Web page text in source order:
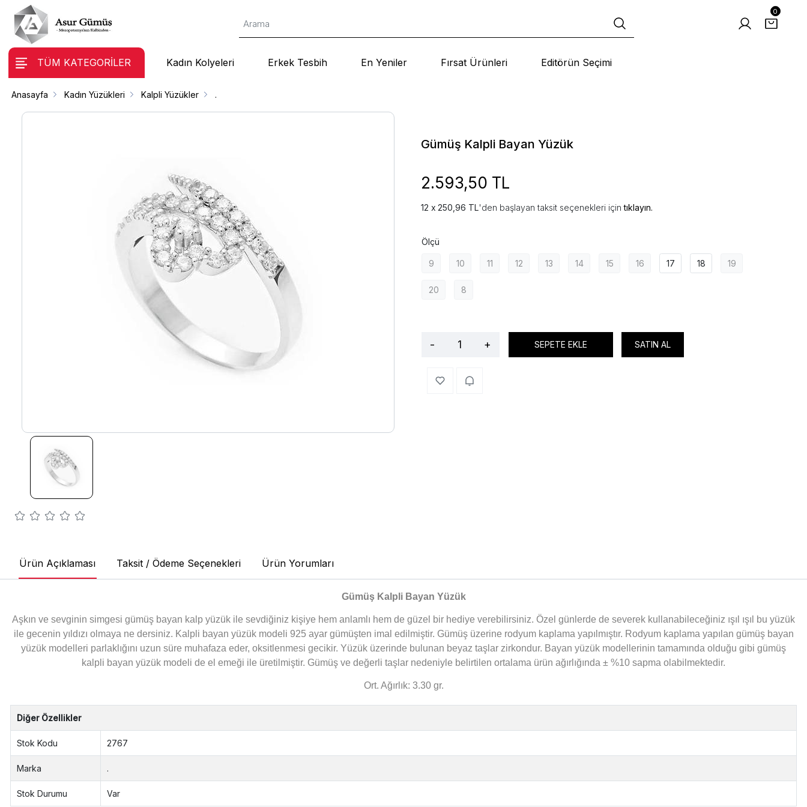
0
TÜM KATEGORİLER Kadın Kolyeleri Erkek Tesbih En Yeniler Fırsat Ürünleri Editörün Seçimi
Anasayfa Kadın Yüzükleri Kalpli Yüzükler .
Gümüş Kalpli Bayan Yüzük
2.593,50 TL
250,96 TL'den başlayan taksit seçenekleri içintıklayın.
Ölçü
9 10 11 12 13 14 15 16 17 18 19
20 8
- + SEPETE EKLE SATIN AL
Ürün Açıklaması Taksit / Ödeme Seçenekleri Ürün Yorumları
Gümüş Kalpli Bayan Yüzük
Aşkın ve sevginin simgesi gümüş bayan kalp yüzük ile sevdiğiniz kişiye hem anlamlı hem de güzel bir hediye verebilirsiniz. Özel günlerde de severek kullanabileceğiniz ışıl ışıl bu yüzük
ile gecenin yıldızı olmaya ne dersiniz. Kalpli bayan yüzük modeli 925 ayar gümüşten imal edilmiştir. Gümüş üzerine rodyum kaplama yapılmıştır. Rodyum kaplama yapılan gümüş bayan
yüzük modelleri parlaklığını uzun süre muhafaza eder, oksitlenmesi gecikir. Yüzük üzerinde bulunan beyaz taşlar zirkondur. Bayan yüzük modellerinin tamamında olduğu gibi gümüş
kalpli bayan yüzük modeli de el emeği ile üretilmiştir. Gümüş ve değerli taşlar nedeniyle belirtilen ortalama ürün ağırlığında ± %10 sapma olabilmektedir.
Ort. Ağırlık: 3.30 gr.
Diğer Özellikler
Stok Kodu 2767
Marka .
Stok Durumu Var